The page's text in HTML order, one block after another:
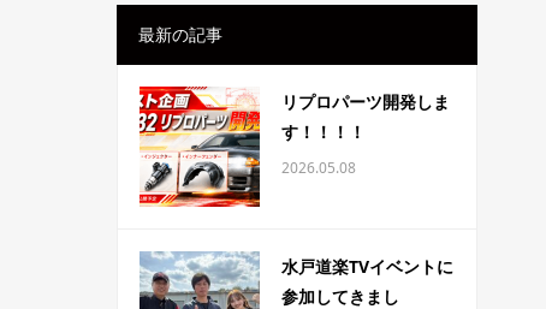
最新の記事
リプロパーツ開発しま
す！！！！
2026.05.08
水戸道楽TVイベントに
参加してきまし